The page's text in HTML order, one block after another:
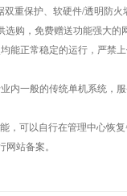
重保护、软硬件/透明防火
购，免费赠送功能强大
能正常稳定的运行，严禁
内一般的传统单机系统，
，可以自行在管理中心恢
站备案。